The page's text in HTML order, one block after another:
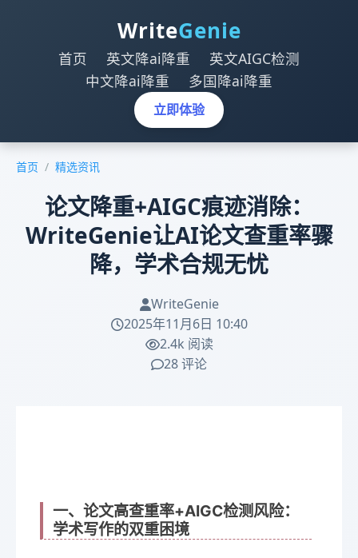
WriteGenie
首页 英文降ai降重
英文AIGC检测
中文降ai降重
多国降ai降重
立即体验
首页 / 精选资讯
论文降重+AIGC痕迹消除：
WriteGenie让AI论文查重率骤
降，学术合规无忧
WriteGenie
2025年11月6日 10:40
2.4k 阅读
28 评论
一、论文高查重率+AIGC检测风险：
学术写作的双重困境